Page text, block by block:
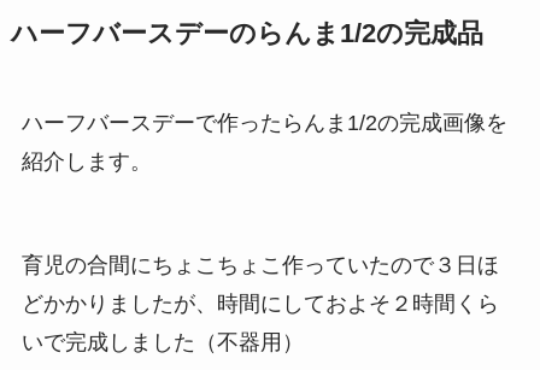
ハーフバースデーのらんま1/2の完成品
ハーフバースデーで作ったらんま1/2の完成画像を
紹介します。
育児の合間にちょこちょこ作っていたので３日ほ
どかかりましたが、時間にしておよそ２時間くら
いで完成しました（不器用）